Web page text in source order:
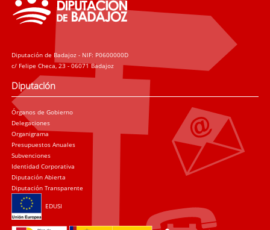
Diputación de Badajoz - NIF: P0600000D
c/ Felipe Checa, 23 - 06071 Badajoz
Diputación
Órganos de Gobierno
Delegaciones
Organigrama
Presupuestos Anuales
Subvenciones
Identidad Corporativa
Diputación Abierta
Diputación Transparente
EDUSI